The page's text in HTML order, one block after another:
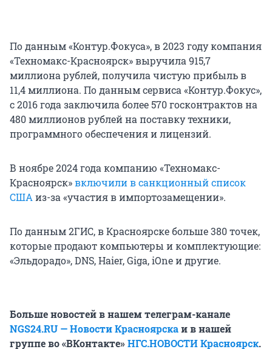
По данным «Контур.Фокуса», в 2023 году компания
«Техномакс-Красноярск» выручила 915,7
миллиона рублей, получила чистую прибыль в
11,4 миллиона. По данным сервиса «Контур.Фокус»,
с 2016 года заключила более 570 госконтрактов на
480 миллионов рублей на поставку техники,
программного обеспечения и лицензий.
В ноябре 2024 года компанию «Техномакс-
Красноярск»включили в санкционный список
СШАиз-за «участия в импортозамещении».
По данным 2ГИС, в Красноярске больше 380 точек,
которые продают компьютеры и комплектующие:
«Эльдорадо», DNS, Haier, Giga, iOne и другие.
Больше новостей в нашем телеграм-канале
NGS24.RU — Новости Красноярскаи в нашей
группе во «ВКонтакте»НГС.НОВОСТИ Красноярск.